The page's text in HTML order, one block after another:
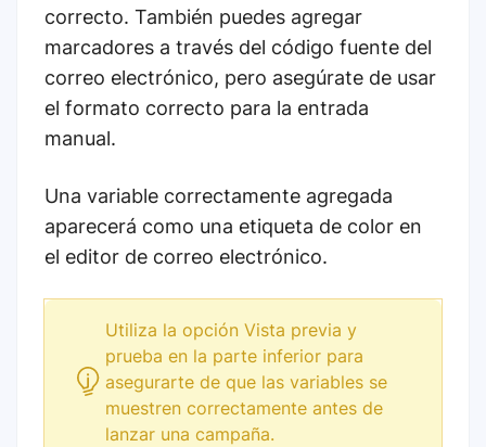
correcto. También puedes agregar
marcadores a través del código fuente del
correo electrónico, pero asegúrate de usar
el formato correcto para la entrada
manual.
Una variable correctamente agregada
aparecerá como una etiqueta de color en
el editor de correo electrónico.
Utiliza la opción Vista previa y
prueba en la parte inferior para
asegurarte de que las variables se
muestren correctamente antes de
lanzar una campaña.